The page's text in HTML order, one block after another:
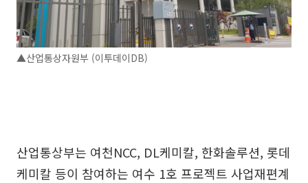
▲산업통상자원부 (이투데이DB)
산업통상부는 여천NCC, DL케미칼, 한화솔루션, 롯데
케미칼 등이 참여하는 여수 1호 프로젝트 사업재편계